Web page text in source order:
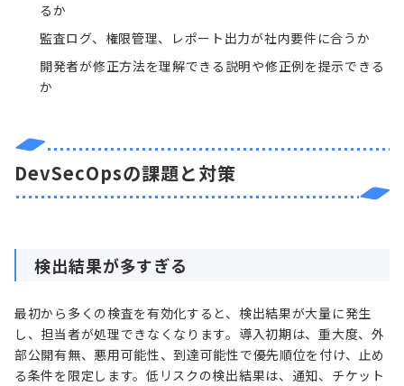
るか
監査ログ、権限管理、レポート出力が社内要件に合うか
開発者が修正方法を理解できる説明や修正例を提示できる
か
DevSecOpsの課題と対策
検出結果が多すぎる
最初から多くの検査を有効化すると、検出結果が大量に発生
し、担当者が処理できなくなります。導入初期は、重大度、外
部公開有無、悪用可能性、到達可能性で優先順位を付け、止め
る条件を限定します。低リスクの検出結果は、通知、チケット